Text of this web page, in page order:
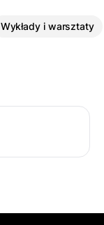
Wykłady i warsztaty